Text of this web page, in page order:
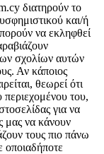
διατηρούν το
και/ή
να εκληφθεί
σχολίων αυτών
Αν κάποιος
θεωρεί ότι
περιεχομένου του,
για να
μας να κάνουν
τους πιο πάνω
οποιαδήποτε